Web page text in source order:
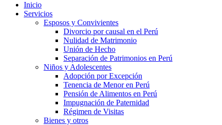
Inicio
Servicios
Esposos y Convivientes
Divorcio por causal en el Perú
Nulidad de Matrimonio
Unión de Hecho
Separación de Patrimonios en Perú
Niños y Adolescentes
Adopción por Excepción
Tenencia de Menor en Perú
Pensión de Alimentos en Perú
Impugnación de Paternidad
Régimen de Visitas
Bienes y otros